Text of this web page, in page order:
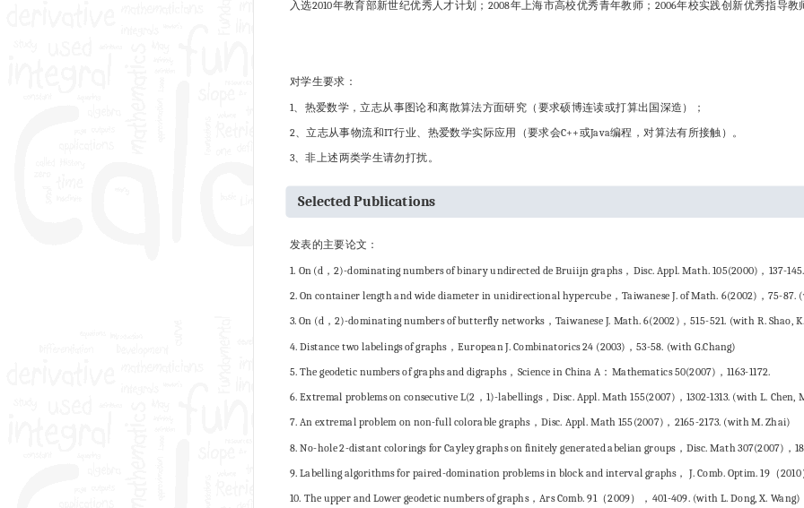
入选2010年教育部新世纪优秀人才计划；2008年上海市高校优秀青年教师；2006年校实践创新优秀指导教
对学生要求：
1、热爱数学，立志从事图论和离散算法方面研究（要求硕博连读或打算出国深造）；
2、立志从事物流和IT行业、热爱数学实际应用（要求会C++或Java编程，对算法有所接触）。
3、非上述两类学生请勿打扰。
Selected Publications
发表的主要论文：
1. On (d，2)-dominating numbers of binary undirected de Bruiijn graphs，Disc. Appl. Math. 105(2000)，137-
2. On container length and wide diameter in unidirectional hypercube，Taiwanese J. of Math. 6(2002)，75-87.
3. On (d，2)-dominating numbers of butterfly networks，Taiwanese J. Math. 6(2002)，515-521. (with R. Shao,
4. Distance two labelings of graphs，European J. Combinatorics 24 (2003)，53-58. (with G.Chang)
5. The geodetic numbers of graphs and digraphs，Science in China A：Mathematics 50(2007)，1163-1172.
6. Extremal problems on consecutive L(2，1)-labellings，Disc. Appl. Math 155(2007)，1302-1313. (with L. Chen,
7. An extremal problem on non-full colorable graphs，Disc. Appl. Math 155(2007)，2165-2173. (with M. Zhai)
8. No-hole 2-distant colorings for Cayley graphs on finitely generated abelian groups，Disc. Math 307(2007)，
9. Labelling algorithms for paired-domination problems in block and interval graphs， J. Comb. Optim. 19（
10. The upper and Lower geodetic numbers of graphs，Ars Comb. 91（2009），401-409. (with L. Dong, X. Wang)